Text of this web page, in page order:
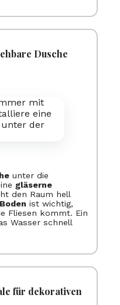
Dusche
unter die
gläserne
den Raum hell
ist wichtig,
Fliesen kommt. Ein
Wasser schnell
für dekorativen